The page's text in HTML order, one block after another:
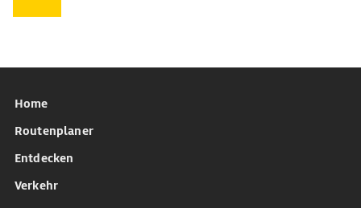
Home
Routenplaner
Entdecken
Verkehr